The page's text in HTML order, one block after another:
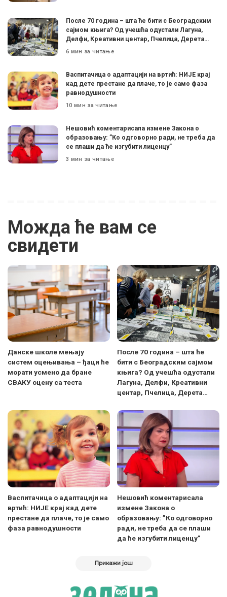
После 70 година – шта ће бити с Београдским
сајмом књига? Од учешћа одустали Лагуна,
Делфи, Креативни центар, Пчелица, Дерета…
6 мин за читање
Васпитачица о адаптацији на вртић: НИЈЕ крај
кад дете престане да плаче, то је само фаза
равнодушности
10 мин за читање
Нешовић коментарисала измене Закона о
образовању: ”Ко одговорно ради, не треба да
се плаши да ће изгубити лиценцу”
3 мин за читање
Можда ће вам се
свидети
Данске школе мењају
систем оцењивања – ђаци ће
морати усмено да бране
СВАКУ оцену са теста
После 70 година – шта ће
бити с Београдским сајмом
књига? Од учешћа одустали
Лагуна, Делфи, Креативни
центар, Пчелица, Дерета…
Васпитачица о адаптацији на
вртић: НИЈЕ крај кад дете
престане да плаче, то је само
фаза равнодушности
Нешовић коментарисала
измене Закона о
образовању: ”Ко одговорно
ради, не треба да се плаши
да ће изгубити лиценцу”
Прикажи још